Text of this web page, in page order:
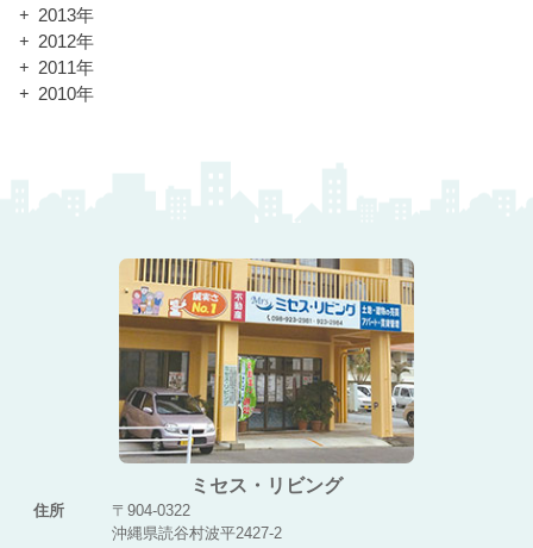
2013年
2012年
2011年
2010年
ミセス・リビング
住所
〒904-0322
沖縄県読谷村波平2427-2